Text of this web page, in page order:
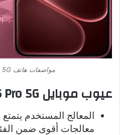
مواصفات هاتف Oppo A6 Pro 5G
عيوب موبايل Oppo A6 Pro 5G :-
المعالج المستخدم
معالجات أقوى ضمن